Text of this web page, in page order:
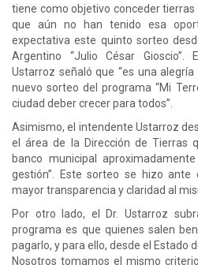
tiene como objetivo conceder
que aún no han tenido esa
expectativa este quinto sorteo
Argentino “Julio César Gioscio”.
Ustarroz señaló que “es una
nuevo sorteo del programa “Mi
ciudad deber crecer para todos”.
Asimismo, el intendente Ustarroz
el área de la Dirección de Tierras
banco municipal
gestión”. Este sorteo se hizo ante
mayor transparencia y claridad al
Por otro lado, el Dr. Ustarroz
programa es que quienes salen
pagarlo, y para ello, desde el Estado
Nosotros tomamos el mismo